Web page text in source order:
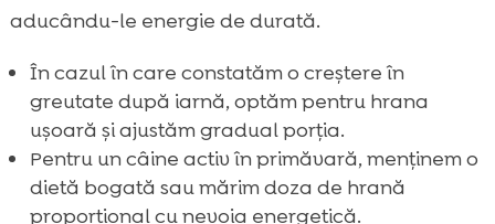
aducându-le energie de durată.
În cazul în care constatăm o creștere în
greutate după iarnă, optăm pentru hrana
ușoară și ajustăm gradual porția.
Pentru un câine activ în primăvară, menținem o
dietă bogată sau mărim doza de hrană
proporțional cu nevoia energetică.